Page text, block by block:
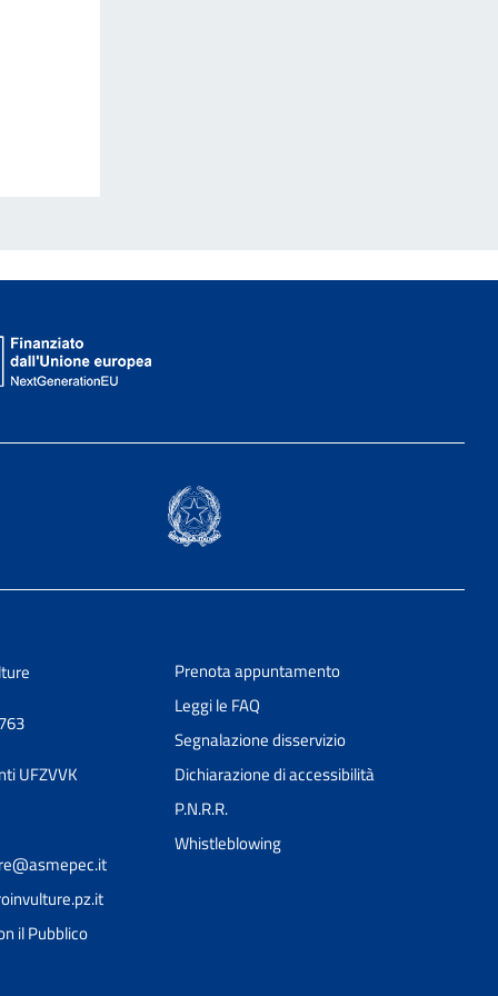
UFZVVK
il Pubblico
Prenota appuntamento
Leggi le FAQ
Segnalazione disservizio
Dichiarazione di accessibilità
P.N.R.R.
Whistleblowing